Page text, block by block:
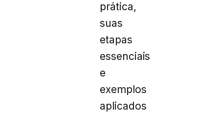
prática,
suas
etapas
essenciais
e
exemplos
aplicados